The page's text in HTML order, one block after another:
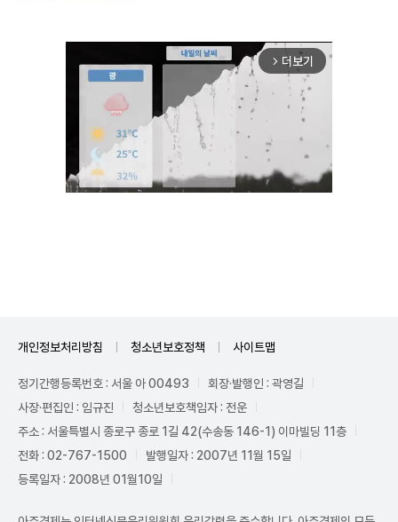
arrow_forward_ios 더보기
개인정보처리방침 청소년보호정책 사이트맵
정기간행등록번호 : 서울 아 00493
회장·발행인 : 곽영길
사장·편집인 : 임규진
청소년보호책임자 : 전운
주소 : 서울특별시 종로구 종로 1길 42(수송동 146-1) 이마빌딩 11층
전화 : 02-767-1500
발행일자 : 2007년 11월 15일
등록일자 : 2008년 01월10일